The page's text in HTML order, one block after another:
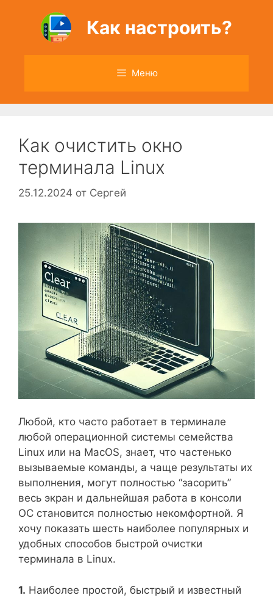
содержимому
Как настроить?
Меню
Как очистить окно
терминала Linux
25.12.2024 от Сергей
Любой, кто часто работает в терминале
любой операционной системы семейства
Linux или на MacOS, знает, что частенько
вызываемые команды, а чаще результаты их
выполнения, могут полностью “засорить”
весь экран и дальнейшая работа в консоли
ОС становится полностью некомфортной. Я
хочу показать шесть наиболее популярных и
удобных способов быстрой очистки
терминала в Linux.
1. Наиболее простой, быстрый и известный